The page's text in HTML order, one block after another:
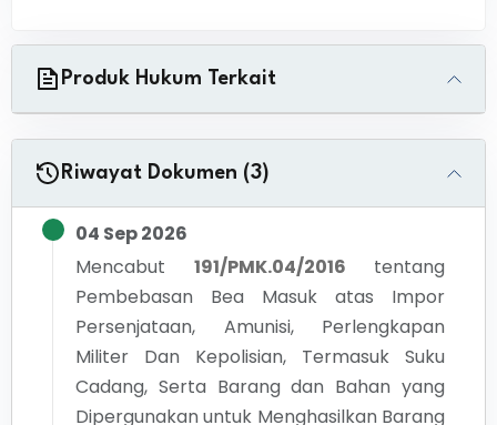
Produk Hukum Terkait
Riwayat Dokumen (3)
04 Sep 2026
Mencabut
191/PMK.04/2016
tentang
Pembebasan Bea Masuk atas Impor
Persenjataan, Amunisi, Perlengkapan
Militer Dan Kepolisian, Termasuk Suku
Cadang, Serta Barang dan Bahan yang
Dipergunakan untuk Menghasilkan Barang